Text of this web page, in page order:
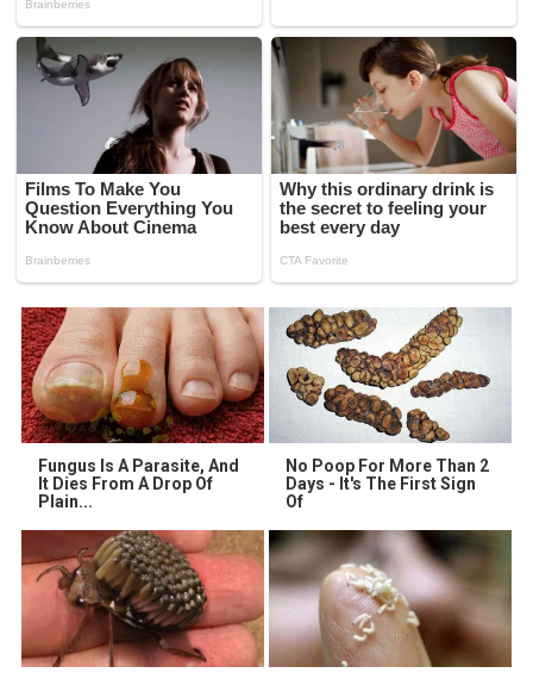
Fungus Is A Parasite, And
It Dies From A Drop Of
Plain...
No Poop For More Than 2
Days - It's The First Sign
Of